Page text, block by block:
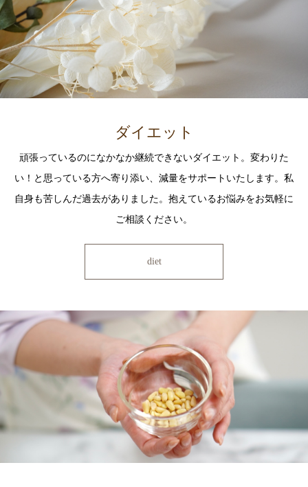
ダイエット
頑張っているのになかなか継続できないダイエット。変わりた
い！と思っている方へ寄り添い、減量をサポートいたします。私
自身も苦しんだ過去がありました。抱えているお悩みをお気軽に
ご相談ください。
diet